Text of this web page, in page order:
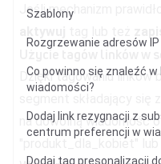
Szablony
Rozgrzewanie adresów IP
Co powinno się znaleźć w
wiadomości?
Dodaj link rezygnacji z
centrum preferencji w
Dodaj tag presonalizacji
Jeśli mechanizm
Użycie tagów linków w
Dzięki tagowaniu
składający
na dowolną wiadomość
"produkt_dla_kobiet"